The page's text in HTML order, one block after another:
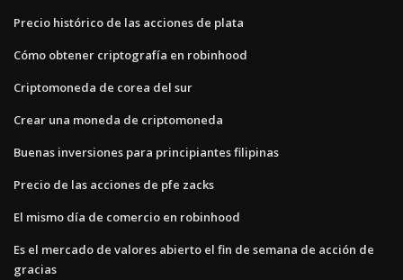
Precio histórico de las acciones de plata
Cómo obtener criptografía en robinhood
Criptomoneda de corea del sur
Crear una moneda de criptomoneda
Buenas inversiones para principiantes filipinas
Precio de las acciones de pfe zacks
El mismo día de comercio en robinhood
Es el mercado de valores abierto el fin de semana de acción de
gracias